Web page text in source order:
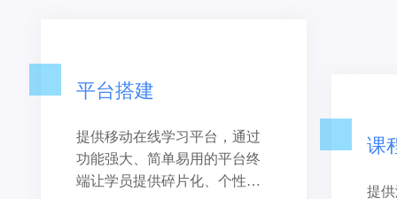
平台搭建
提供移动在线学习平台，通过
功能强大、简单易用的平台终
端让学员提供碎片化、个性化
课
提